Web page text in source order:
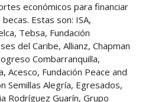
económicos para financiar
Estas son: ISA,
Tebsa, Fundación
del Caribe, Allianz, Chapman
Combarranquilla,
Acesco, Fundación Peace and
Semillas Alegría, Egresados,
Rodríguez Guarín, Grupo